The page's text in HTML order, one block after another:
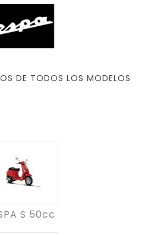
DE TODOS LOS MODELOS
S 50cc